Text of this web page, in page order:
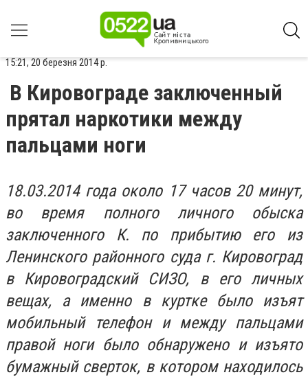
15:21, 20 березня 2014 р.
В Кировограде заключенный
прятал наркотики между
пальцами ноги
18.03.2014 года около 17 часов 20 минут,
во время полного личного обыска
заключенного К. по прибытию его из
Ленинского районного суда г. Кировоград
в Кировоградский СИЗО, в его личных
вещах, а именно в куртке было изъят
мобильный телефон и между пальцами
правой ноги было обнаружено и изъято
бумажный сверток, в котором находилось